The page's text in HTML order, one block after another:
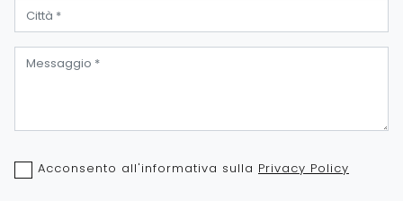
Acconsento all'informativa sulla Privacy Policy